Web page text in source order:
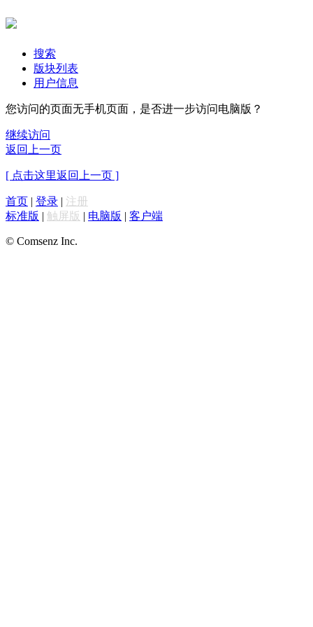
搜索
版块列表
用户信息
您访问的页面无手机页面，是否进一步访问电脑版？
继续访问
返回上一页
[ 点击这里返回上一页 ]
首页 | 登录 | 注册
标准版 | 触屏版 | 电脑版 | 客户端
© Comsenz Inc.